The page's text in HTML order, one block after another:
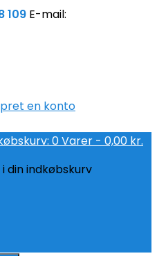
109 E-mail:
en konto
0Varer - 0,00 kr.
din indkøbskurv